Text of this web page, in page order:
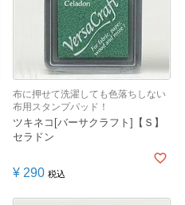
布に押せて洗濯しても色落ちしない
布用スタンプパッド！
ツキネコ[バーサクラフト]【Ｓ】
セラドン
¥ 290 税込